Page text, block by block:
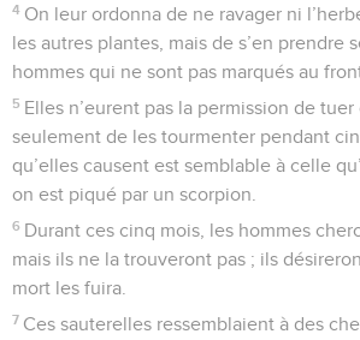
4 On leur ordonna de ne ravager ni
les autres plantes, mais de s’en prendre
hommes qui ne sont pas marqués au
5 Elles n’eurent pas la permission de
seulement de les tourmenter pendant
qu’elles causent est semblable à celle
on est piqué par un scorpion.
6 Durant ces cinq mois, les hommes
mais ils ne la trouveront pas ; ils
mort les fuira.
7 Ces sauterelles ressemblaient à des